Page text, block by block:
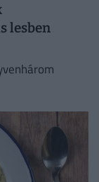
lesben